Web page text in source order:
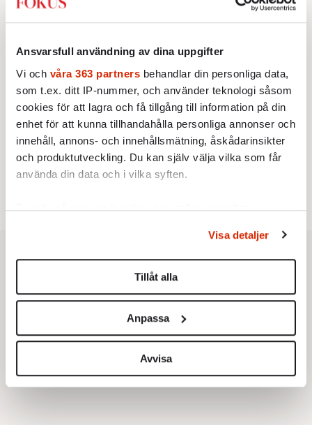
Ansvarsfull användning av dina uppgifter
Vi och våra 363 partners behandlar din personliga data,
som t.ex. ditt IP-nummer, och använder teknologi såsom
cookies för att lagra och få tillgång till information på din
enhet för att kunna tillhandahålla personliga annonser och
innehåll, annons- och innehållsmätning, åskådarinsikter
och produktutveckling. Du kan själv välja vilka som får
använda din data och i vilka syften.
Ta reda på mer om hur dina personliga uppgifter
Du kan ändra eller dra tillbaka ditt samtycke när som
helst från cookie-förklaringen.
Vi använder enhetsidentifierare för att anpassa innehållet
för sociala medier och analysera vår trafik. Vi
vidarebefordrar även sådana identifierare och annan
information från din enhet till de sociala medier och
annons- och analysföretag som vi samarbetar med.
Visa detaljer
Tillåt alla
Anpassa
Avvisa
KRÖNIKA
2.Frans Wachtmeister:Ja, AC är ett hot mot den
KRÖNIKA
3.
Efter islamistdådet oroar sig
vänstern för Agnes Wold
STICKET
4. Dan Korn: Quisling, quislingar och sten i glashus
5.Nina Lekander:På ”Kommunisthögskolan” drömde
alla om att vara arbetarklass
STICKET
6.Johan Romin:Andersson, hur ska du få ihop det
här?